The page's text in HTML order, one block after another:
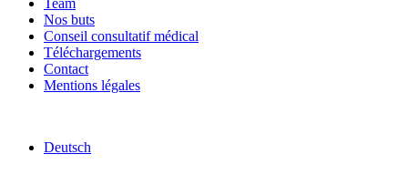
Nos buts
Conseil consultatif médical
Téléchargements
Contact
Mentions légales
Deutsch